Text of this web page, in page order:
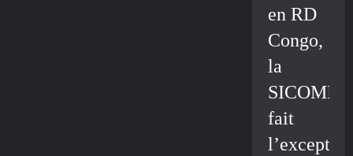
en RD
Congo,
la
fait